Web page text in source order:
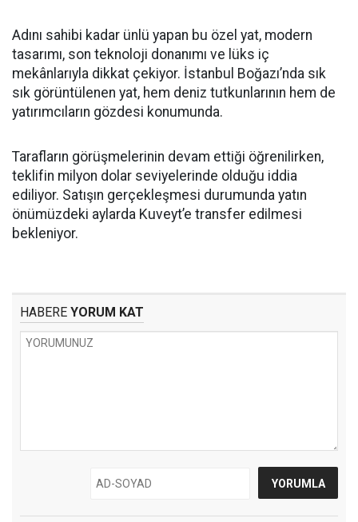
Adını sahibi kadar ünlü yapan bu özel yat, modern
tasarımı, son teknoloji donanımı ve lüks iç
mekânlarıyla dikkat çekiyor. İstanbul Boğazı’nda sık
sık görüntülenen yat, hem deniz tutkunlarının hem de
yatırımcıların gözdesi konumunda.
Tarafların görüşmelerinin devam ettiği öğrenilirken,
teklifin milyon dolar seviyelerinde olduğu iddia
ediliyor. Satışın gerçekleşmesi durumunda yatın
önümüzdeki aylarda Kuveyt’e transfer edilmesi
bekleniyor.
HABERE YORUM KAT